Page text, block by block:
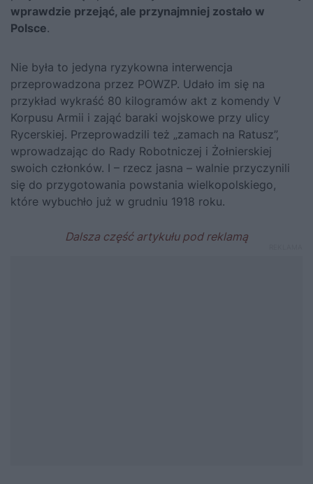
wprawdzie przejąć, ale przynajmniej zostało w
Polsce.
Nie była to jedyna ryzykowna interwencja
przeprowadzona przez POWZP. Udało im się na
przykład wykraść 80 kilogramów akt z komendy V
Korpusu Armii i zająć baraki wojskowe przy ulicy
Rycerskiej. Przeprowadzili też „zamach na Ratusz”,
wprowadzając do Rady Robotniczej i Żołnierskiej
swoich członków. I – rzecz jasna – walnie przyczynili
się do przygotowania powstania wielkopolskiego,
które wybuchło już w grudniu 1918 roku.